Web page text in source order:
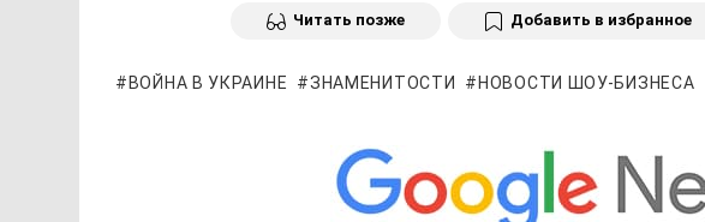
Читать позже Добавить в избранное
ВОЙНА В УКРАИНЕ ЗНАМЕНИТОСТИ НОВОСТИ ШОУ-БИЗНЕСА